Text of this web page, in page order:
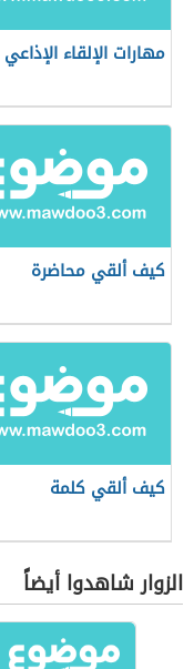
مهارات الإلقاء الإذاعي
كيف ألقي محاضرة
كيف ألقي كلمة
الزوار شاهدوا أيضاً